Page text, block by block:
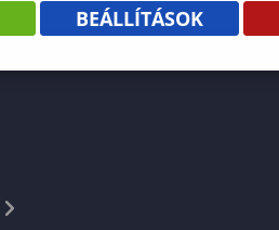
BEÁLLÍTÁSOK